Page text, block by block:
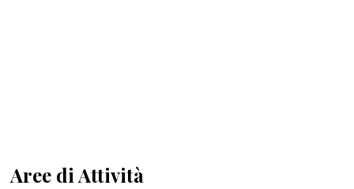
Aree di Attività